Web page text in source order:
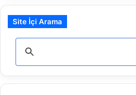
Site İçi Arama